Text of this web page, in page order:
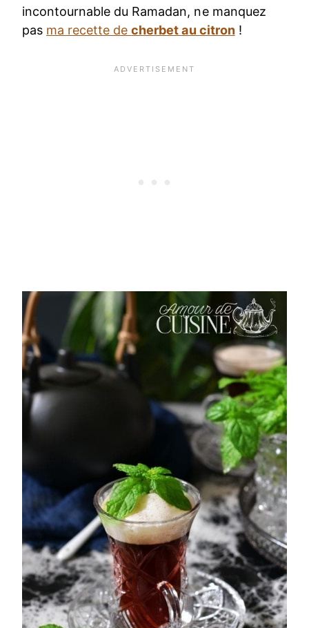
incontournable du Ramadan, ne manquez
pas ma recette decherbet au citron!